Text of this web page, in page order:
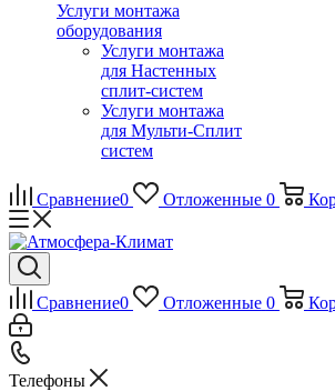
Услуги монтажа
оборудования
Услуги монтажа
для Настенных
сплит-систем
Услуги монтажа
для Мульти-Сплит
систем
Сравнение0 Отложенные 0
Сравнение0 Отложенные 0
Телефоны